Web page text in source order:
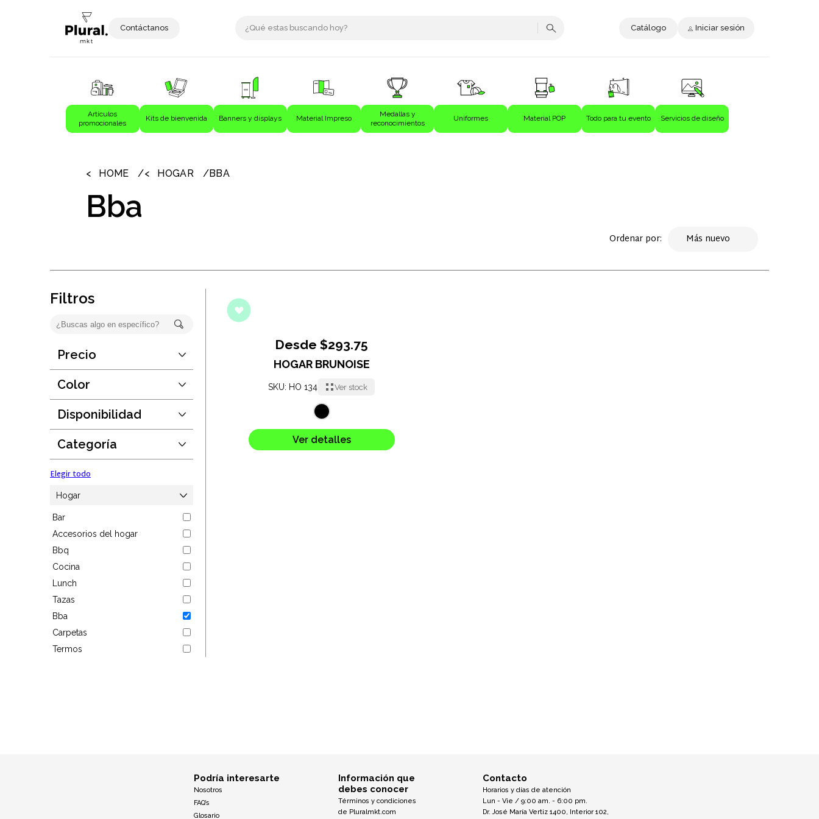
Contáctanos Catálogo Iniciar sesión
Artículos
promocionales
Kits de bienvenida Banners y displays Material Impreso
Medallas y
reconocimientos
Uniformes Material POP Todo para tu evento Servicios de diseño
Bolígrafos
Ecológicos
Regalos corporativos
Llaveros
Antiestrés
Herramientas
Hogar
Entretenimiento
Gorras
HOME HOGAR BBA
Bba
Ordenar por:
Filtros
Precio
Hasta:$588
Color
Elegir todo
Disponibilidad
Hasta:190889
Guardar
Categoría
Elegir todo
Hogar
Bar
Accesorios del hogar
Bbq
Cocina
Lunch
Tazas
Bba
Carpetas
Termos
Desde $293.75
HOGAR BRUNOISE
SKU: HO 134 Ver stock
Ver detalles
Podría interesarte
Nosotros
FAQ’s
Glosario
Información que
debes conocer
Términos y condiciones
de Pluralmkt.com
Contacto
Horarios y días de atención
Lun - Vie / 9:00 am. - 6:00 pm.
Dr. José María Vertiz 1400, Interior 102,